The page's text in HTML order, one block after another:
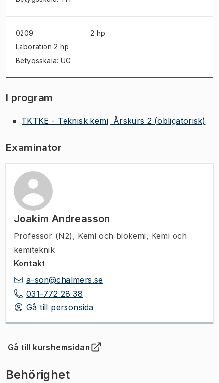
0209
Laboration 2 hp
Betygsskala: UG
2 hp
I program
TKTKE - Teknisk kemi, Årskurs 2 (obligatorisk)
Examinator
Joakim Andreasson
Professor (N2) , Kemi och biokemi, Kemi och
kemiteknik
Kontakt
a-son@chalmers.se
031-772 28 38
Gå till personsida
Gå till kurshemsidan
(Öppnas i ny flik)
Behörighet